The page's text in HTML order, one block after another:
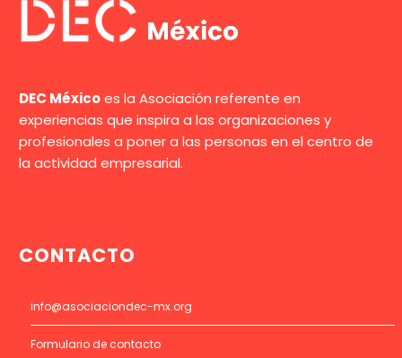
DEC Méxicoes la Asociación referente en
experiencias que inspira a las organizaciones y
profesionales a poner a las personas en el centro de
la actividad empresarial.
CONTACTO
info@asociaciondec-mx.org
Formulario de contacto